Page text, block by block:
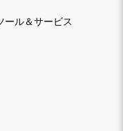
ール＆サービス